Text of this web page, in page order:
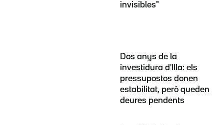
invisibles"
Dos anys de la
investidura d'Illa: els
pressupostos donen
estabilitat, però queden
deures pendents